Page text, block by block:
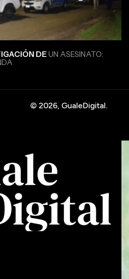
DE UN ASESINATO:
© 2026, GualeDigital.